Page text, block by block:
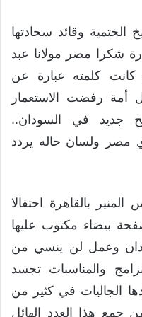
الختمية وقائد سجادتها
شكرا مصر مولانا عبد
كانت كلمته عبارة عن
أمة رفضت الاستعمار
جديد في السودان..
مصر ولسان حاله يردد
بالقاهرة احتفالا
بيضاء مكتوب عليها
وعمل لن ينسي من
والمناسبات تجسد
الجاليات في كثير من
جمع هذا العدد الهائل